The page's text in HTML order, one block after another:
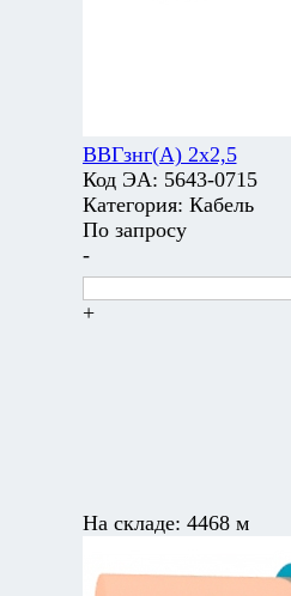
ВВГзнг(А) 2х2,5
Код ЭА: 5643-0715
Категория: Кабель
По запросу
-
+
На складе: 4468 м